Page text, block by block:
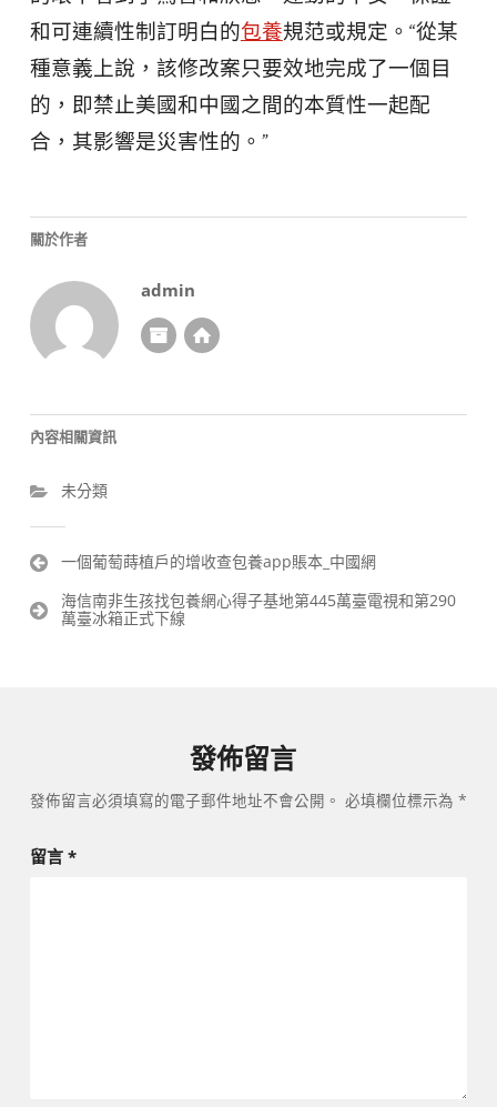
和可連續性制訂明白的包養規范或規定。“從某
種意義上說，該修改案只要效地完成了一個目
的，即禁止美國和中國之間的本質性一起配
合，其影響是災害性的。”
關於作者
admin
內容相關資訊
未分類
文
導
一個葡萄蒔植戶的增收查包養app賬本_中國網
海信南非生孩找包養網心得子基地第445萬臺電視和第290
萬臺冰箱正式下線
發佈留言
發佈留言必須填寫的電子郵件地址不會公開。 必填欄位標示為 *
留言 *